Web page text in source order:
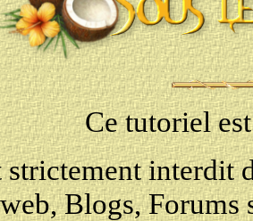
Ce tutoriel
strictement interdit
web, Blogs, Forums